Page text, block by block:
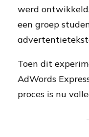
werd
een groep
Toen dit
AdWords
proces is nu